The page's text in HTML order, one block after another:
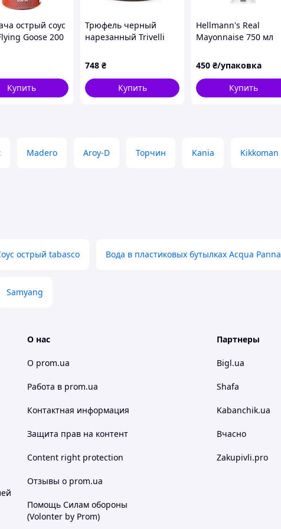
острый соус
Goose 200
Купить
Трюфель черный
нарезанный Trivelli
748 ₴
Купить
Hellmann's Real
Mayonnaise 750 мл
450 ₴/упаковка
Купить
Madero Aroy-D Торчин Kania Kikkoman
острый tabasco Вода в пластиковых бутылках Acqua Panna
Samyang
О нас
О prom.ua
Работа в prom.ua
Контактная информация
Защита прав на контент
Content right protection
Отзывы о prom.ua
Помощь Силам обороны
(Volonter by Prom)
Партнеры
Bigl.ua
Shafa
Kabanchik.ua
Вчасно
Zakupivli.pro